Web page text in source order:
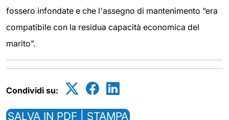
fossero infondate e che l'assegno di mantenimento “era
compatibile con la residua capacità economica del
marito”.
Condividi su:
SALVA IN PDF | STAMPA